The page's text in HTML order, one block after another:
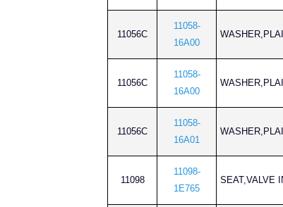
11056C
11058-
16A00
11056C
11058-
16A00
11056C
11058-
16A01
11098
11098-
1E765
SEAT,VALVE